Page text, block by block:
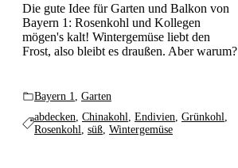
Die gute Idee für Garten und Balkon von
Bayern 1: Rosenkohl und Kollegen
mögen's kalt! Wintergemüse liebt den
Frost, also bleibt es draußen. Aber warum?
Bayern 1
Garten
abdecken Chinakohl Endivien Grünkohl
Rosenkohl süß, Wintergemüse